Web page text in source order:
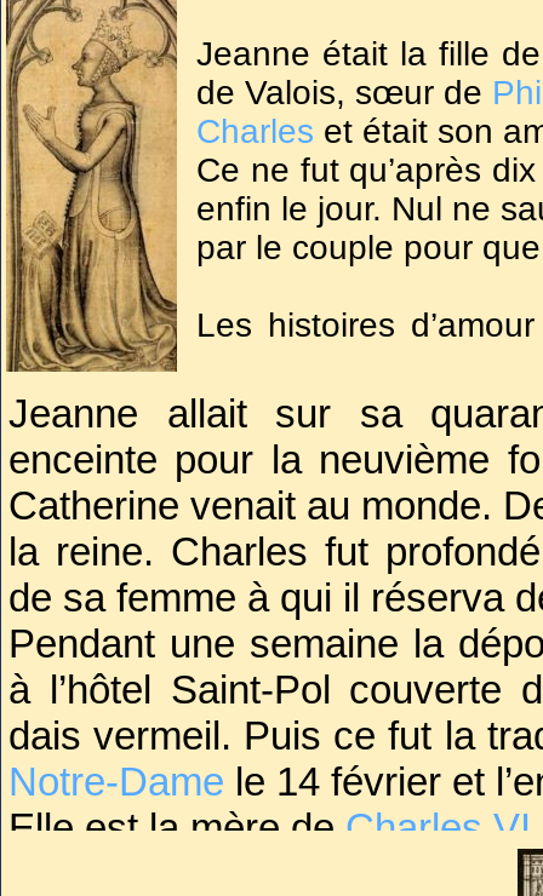
Jeanne était la fille
de Valois, sœur de
Charles et était son
Ce ne fut qu’après
enfin le jour. Nul ne
par le couple pour
Les histoires
un peu des
l’apprentissage
d’être
évènements et aux
Ensemble ils
Outre être auprès
l’éducation de ses
des arts et des
Jeanne allait sur sa
enceinte pour la neuvième
Catherine venait au monde.
la reine. Charles fut
de sa femme à qui il réserva
Pendant une semaine la
à l’hôtel Saint-Pol couverte
dais vermeil. Puis ce fut la
Notre-Dame le 14 février et
Elle est la mère de Charles VI